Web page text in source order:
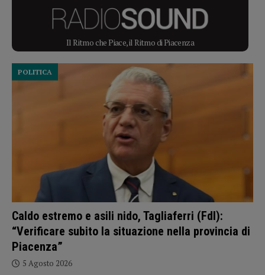
Il Ritmo che Piace, il Ritmo di Piacenza
Caldo estremo e asili nido, Tagliaferri (FdI):
“Verificare subito la situazione nella provincia di
Piacenza”
POLITICA
5 Agosto 2026